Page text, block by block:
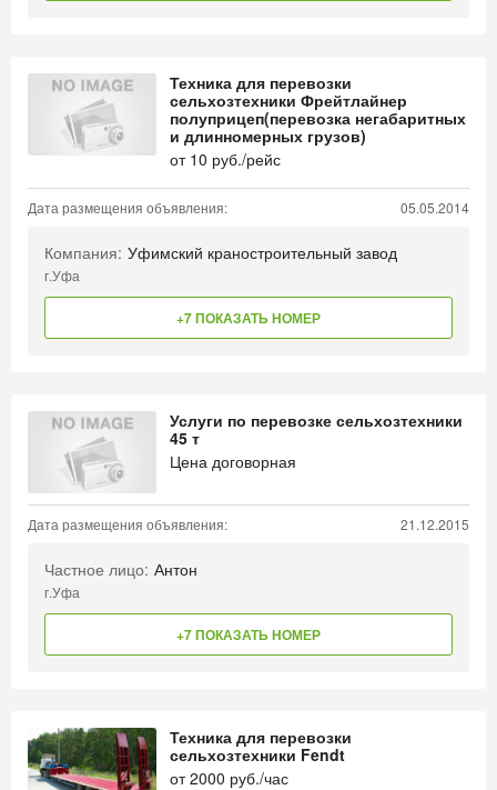
Техника для перевозки
сельхозтехники Фрейтлайнер
полуприцеп(перевозка негабаритных
и длинномерных грузов)
от 10 руб./рейс
Дата размещения объявления: 05.05.2014
Компания: Уфимский краностроительный завод
г.Уфа
+7 ПОКАЗАТЬ НОМЕР
Услуги по перевозке сельхозтехники
45 т
Цена договорная
Дата размещения объявления: 21.12.2015
Частное лицо: Антон
г.Уфа
+7 ПОКАЗАТЬ НОМЕР
Техника для перевозки
сельхозтехники Fendt
от2000 руб./час